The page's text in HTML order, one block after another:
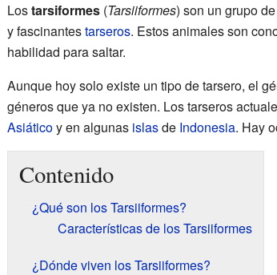
Lostarsiformes(Tarsiiformes) son un grupo de
y fascinantestarseros. Estos animales son
habilidad para saltar.
Aunque hoy solo existe un tipo de tarsero, el
géneros que ya no existen. Los tarseros
Asiáticoy en algunas islasde Indonesia. Hay
Contenido
¿Qué son los Tarsiiformes?
Características de los Tarsiiformes
¿Dónde viven los Tarsiiformes?